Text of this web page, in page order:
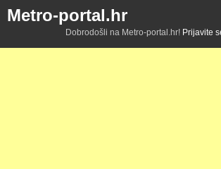
Metro-portal.hr
Dobrodošli na Metro-portal.hr! Prijavite